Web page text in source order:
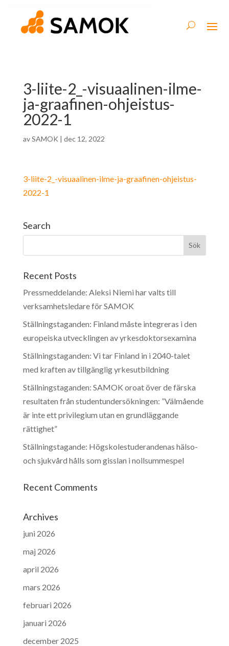
3-liite-2_-visuaalinen-ilme-
ja-graafinen-ohjeistus-
2022-1
avSAMOK | dec 12, 2022
3-liite-2_-visuaalinen-ilme-ja-graafinen-ohjeistus-
2022-1
Search
Recent Posts
Pressmeddelande: Aleksi Niemi har valts till
verksamhetsledare för SAMOK
Ställningstaganden: Finland måste integreras i den
europeiska utvecklingen av yrkesdoktorsexamina
Ställningstaganden: Vi tar Finland in i 2040-talet
med kraften av tillgänglig yrkesutbildning
Ställningstaganden: SAMOK oroat över de färska
resultaten från studentundersökningen: ”Välmående
är inte ett privilegium utan en grundläggande
rättighet”
Ställningstagande: Högskolestuderandenas hälso-
och sjukvård hålls som gisslan i nollsummespel
Recent Comments
Archives
juni 2026
maj 2026
april 2026
mars 2026
februari 2026
januari 2026
december 2025